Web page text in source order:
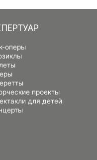
оперы
проекты
для детей